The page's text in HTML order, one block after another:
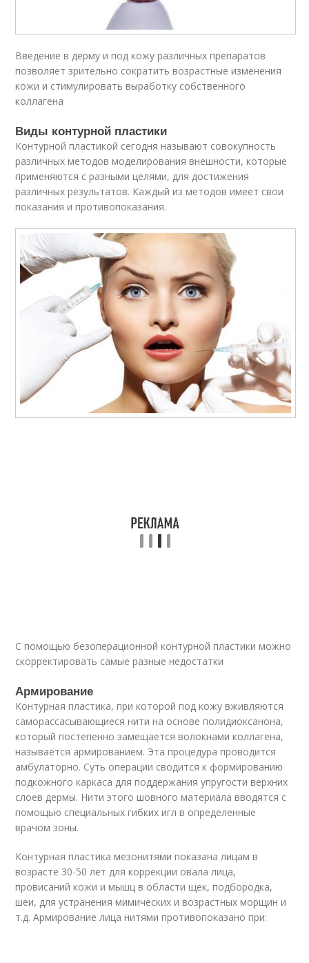
Введение в дерму и под кожу различных препаратов
позволяет зрительно сократить возрастные изменения
кожи и стимулировать выработку собственного
коллагена
Виды контурной пластики
Контурной пластикой сегодня называют совокупность
различных методов моделирования внешности, которые
применяются с разными целями, для достижения
различных результатов. Каждый из методов имеет свои
показания и противопоказания.
С помощью безоперационной контурной пластики можно
скорректировать самые разные недостатки
Армирование
Контурная пластика, при которой под кожу вживляются
саморассасывающиеся нити на основе полидиоксанона,
который постепенно замещается волокнами коллагена,
называется армированием. Эта процедура проводится
амбулаторно. Суть операции сводится к формированию
подкожного каркаса для поддержания упругости верхних
слоев дермы. Нити этого шовного материала вводятся с
помощью специальных гибких игл в определенные
врачом зоны.
Контурная пластика мезонитями показана лицам в
возрасте 30-50 лет для коррекции овала лица,
провисаний кожи и мышц в области щек, подбородка,
шеи, для устранения мимических и возрастных морщин и
т.д. Армирование лица нитями противопоказано при: